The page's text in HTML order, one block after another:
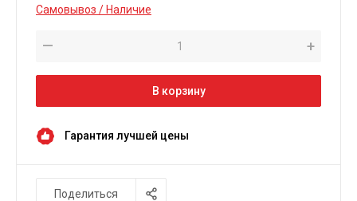
Самовывоз / Наличие
— +
В корзину
Гарантия лучшей цены
Поделиться